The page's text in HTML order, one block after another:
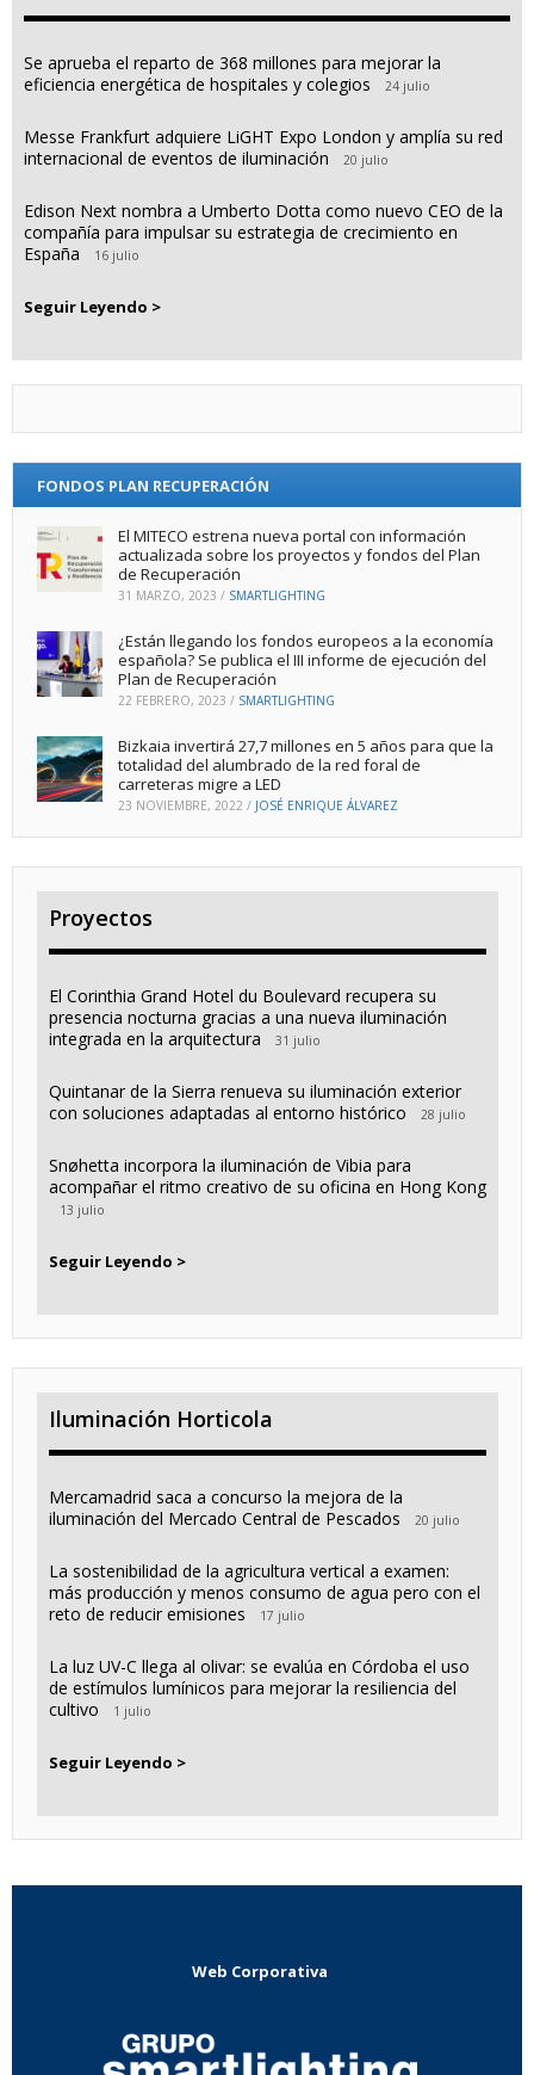
Se aprueba el reparto de 368 millones para mejorar la
eficiencia energética de hospitales y colegios
24 julio
Messe Frankfurt adquiere LiGHT Expo London y amplía su red
internacional de eventos de iluminación
20 julio
Edison Next nombra a Umberto Dotta como nuevo CEO de la
compañía para impulsar su estrategia de crecimiento en
España
16 julio
Seguir Leyendo >
FONDOS PLAN RECUPERACIÓN
El MITECO estrena nueva portal con información
actualizada sobre los proyectos y fondos del Plan
de Recuperación
31 MARZO, 2023 / SMARTLIGHTING
¿Están llegando los fondos europeos a la economía
española? Se publica el III informe de ejecución del
Plan de Recuperación
22 FEBRERO, 2023 / SMARTLIGHTING
Bizkaia invertirá 27,7 millones en 5 años para que la
totalidad del alumbrado de la red foral de
carreteras migre a LED
23 NOVIEMBRE, 2022 / JOSÉ ENRIQUE ÁLVAREZ
Proyectos
El Corinthia Grand Hotel du Boulevard recupera su
presencia nocturna gracias a una nueva iluminación
integrada en la arquitectura
31 julio
Quintanar de la Sierra renueva su iluminación exterior
con soluciones adaptadas al entorno histórico
28 julio
Snøhetta incorpora la iluminación de Vibia para
acompañar el ritmo creativo de su oficina en Hong Kong
13 julio
Seguir Leyendo >
Iluminación Horticola
Mercamadrid saca a concurso la mejora de la
iluminación del Mercado Central de Pescados
20 julio
La sostenibilidad de la agricultura vertical a examen:
más producción y menos consumo de agua pero con el
reto de reducir emisiones
17 julio
La luz UV-C llega al olivar: se evalúa en Córdoba el uso
de estímulos lumínicos para mejorar la resiliencia del
cultivo
1 julio
Seguir Leyendo >
Web Corporativa